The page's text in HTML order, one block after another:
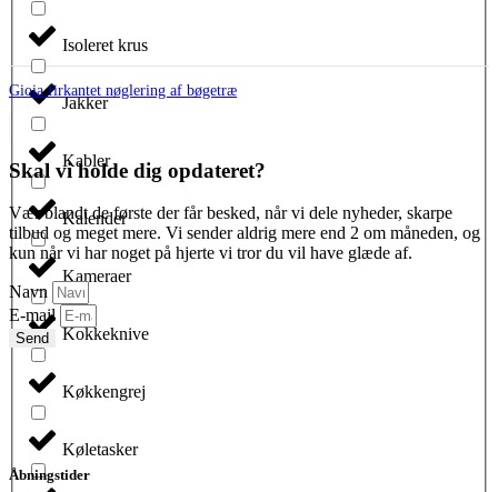
Isoleret krus
Jakker
Kabler
Kalender
Kameraer
Kokkeknive
Køkkengrej
Køletasker
Gioia firkantet nøglering af bøgetræ
Skal vi holde dig opdateret?
Vær blandt de første der får besked, når vi dele nyheder, skarpe
tilbud og meget mere. Vi sender aldrig mere end 2 om måneden, og
kun når vi har noget på hjerte vi tror du vil have glæde af.
Navn
E-mail
Send
Åbningstider